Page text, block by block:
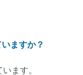
ますか？
ます。